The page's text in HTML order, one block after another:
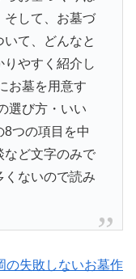
そして、お墓づ
いて、どんなと
りやすく紹介し
お墓を用意す
選び方・いい
つの項目を中
など文字のみで
くないので読み
の失敗しないお墓作